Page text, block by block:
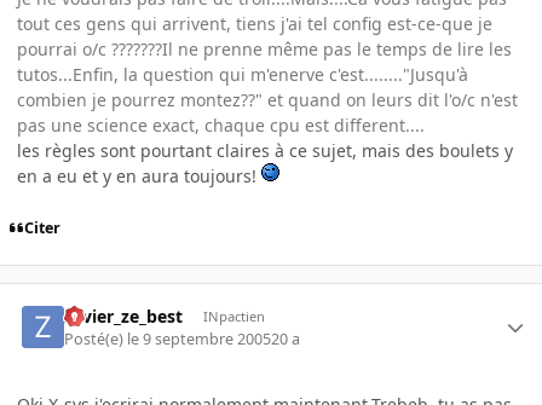
tout ces gens qui arrivent, tiens j'ai tel config est-ce-que je
pourrai o/c ???????Il ne prenne même pas le temps de lire les
tutos...Enfin, la question qui m'enerve c'est........"Jusqu'à
combien je pourrez montez??" et quand on leurs dit l'o/c n'est
pas une science exact, chaque cpu est different....
les règles sont pourtant claires à ce sujet, mais des boulets y
en a eu et y en aura toujours!
Citer
zavier_ze_best INpactien
Posté(e) le 9 septembre 200520 a